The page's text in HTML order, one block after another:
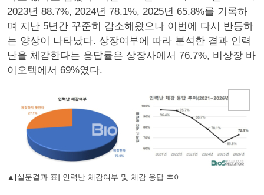
2023년 88.7%, 2024년 78.1%, 2025년 65.8%를 기록하
며 지난 5년간 꾸준히 감소해왔으나 이번에 다시 반등하
는 양상이 나타났다. 상장여부에 따라 분석한 결과 인력
난을 체감한다는 응답률은 상장사에서 76.7%, 비상장 바
이오텍에서 69%였다.
▲[설문결과 표] 인력난 체감여부 및 체감 응답 추이